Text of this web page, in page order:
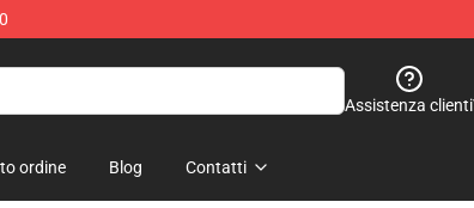
Assistenza clienti
ordine Blog Contatti